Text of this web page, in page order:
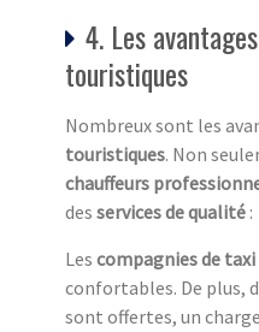
4. Les
touristiques
Nombreux sont les
touristiques. Non
chauffeurs
des services de qualité :
Les compagnies de taxi
confortables. De plus,
sont offertes, un